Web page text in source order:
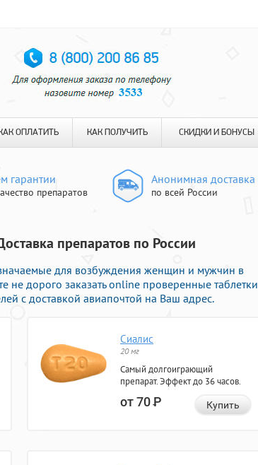
КАК ОПЛАТИТЬ КАК ПОЛУЧИТЬ СКИДКИ И БОНУСЫ
гарантии
препаратов
Анонимная доставка
по всей России
препаратов по России
для возбуждения женщин и мужчин в
не дорого заказать online проверенные таблетки
с доставкой авиапочтой на Ваш адрес.
Сиалис
20 мг
Самый долгоиграющий
препарат. Эффект до 36 часов.
от 70Р Купить